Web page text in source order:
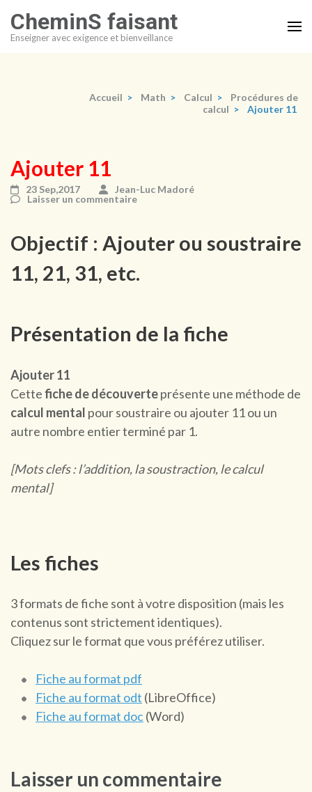
au
contenu
CheminS faisant
Enseigner avec exigence et bienveillance
Accueil > Math > Calcul >
Procédures de
calcul > Ajouter 11
Ajouter 11
23 Sep,2017
Jean-Luc Madoré
Laisser un commentaire
Objectif : Ajouter ou soustraire
11, 21, 31, etc.
Présentation de la fiche
Ajouter 11
Cettefiche de découverteprésente une méthode de
calcul mental pour soustraire ou ajouter 11 ou un
autre nombre entier terminé par 1.
[Mots clefs : l’addition, la soustraction, le calcul
mental]
Les fiches
3 formats de fiche sont à votre disposition (mais les
contenus sont strictement identiques).
Cliquez sur le format que vous préférez utiliser.
Fiche au format pdf
Fiche au format odt (LibreOffice)
Fiche au format doc(Word)
Laisser un commentaire